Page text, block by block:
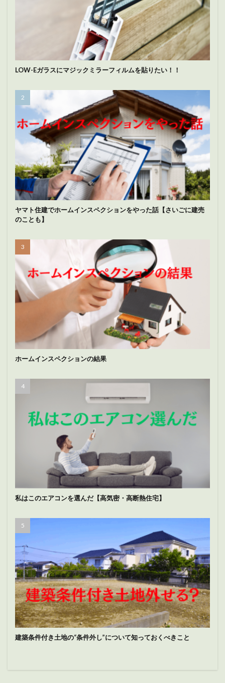
LOW-Eガラスにマジックミラーフィルムを貼りたい！！
ヤマト住建でホームインスペクションをやった話【さいごに建売
のことも】
ホームインスペクションの結果
私はこのエアコンを選んだ【高気密・高断熱住宅】
建築条件付き土地の“条件外し”について知っておくべきこと